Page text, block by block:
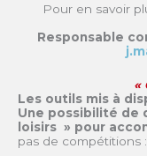
Pour en savoir
Responsable
«
Les outils mis à
Une possibilité de
loisirs » pour
pas de compétitions :